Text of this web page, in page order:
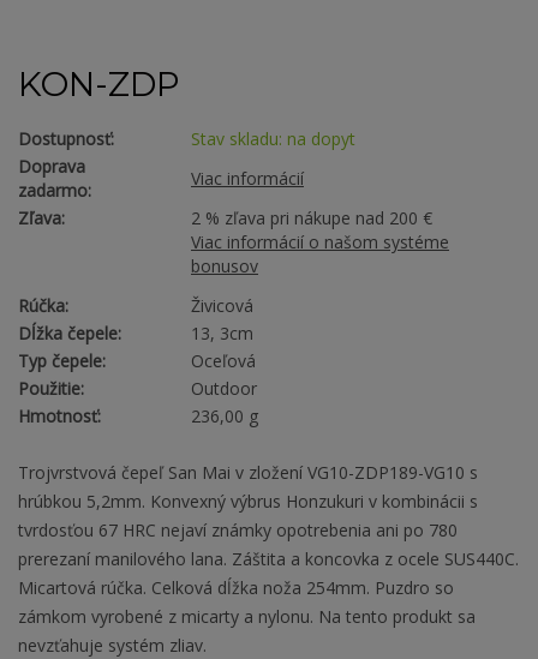
KON-ZDP
Dostupnosť:
Stav skladu: na dopyt
Doprava
zadarmo:
Viac informácií
Zľava:
2 % zľava pri nákupe nad 200 €
Viac informácií o našom systéme
bonusov
Rúčka:
Živicová
Dĺžka čepele:
13, 3cm
Typ čepele:
Oceľová
Použitie:
Outdoor
Hmotnosť:
236,00 g
Trojvrstvová čepeľ San Mai v zložení VG10-ZDP189-VG10 s
hrúbkou 5,2mm. Konvexný výbrus Honzukuri v kombinácii s
tvrdosťou 67 HRC nejaví známky opotrebenia ani po 780
prerezaní manilového lana. Záštita a koncovka z ocele SUS440C.
Micartová rúčka. Celková dĺžka noža 254mm. Puzdro so
zámkom vyrobené z micarty a nylonu. Na tento produkt sa
nevzťahuje systém zliav.